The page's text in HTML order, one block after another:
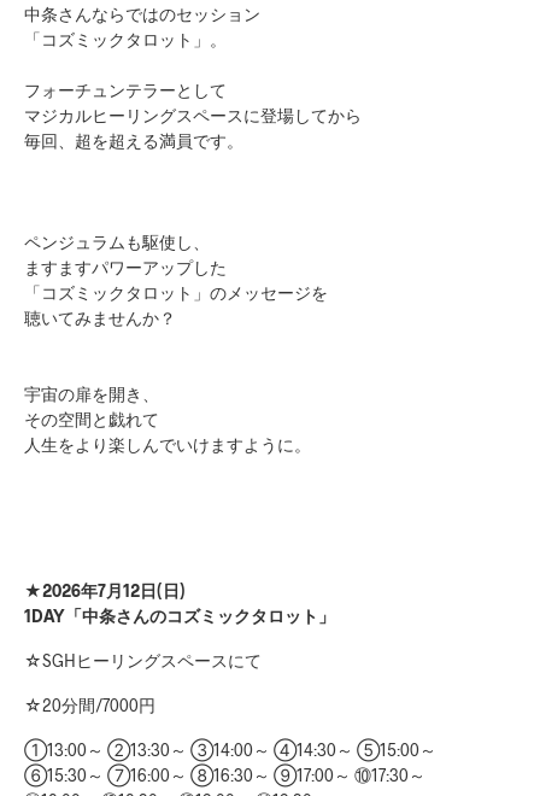
中条さんならではのセッション
「コズミックタロット」。
フォーチュンテラーとして
マジカルヒーリングスペースに登場してから
毎回、超を超える満員です。
ペンジュラムも駆使し、
ますますパワーアップした
「コズミックタロット」のメッセージを
聴いてみませんか？
宇宙の扉を開き、
その空間と戯れて
人生をより楽しんでいけますように。
★2026年7月12日(日)
1DAY「中条さんのコズミックタロット」
☆SGHヒーリングスペースにて
☆20分間/7000円
①13:00～ ②13:30～ ③14:00～ ④14:30～ ⑤15:00～
⑥15:30～ ⑦16:00～ ⑧16:30～ ⑨17:00～ ⑩17:30～